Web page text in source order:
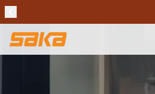
Lopeta ilmoitukset
✕